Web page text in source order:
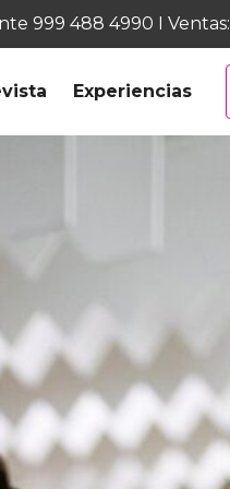
999 488 4990 I Ventas:
Experiencias